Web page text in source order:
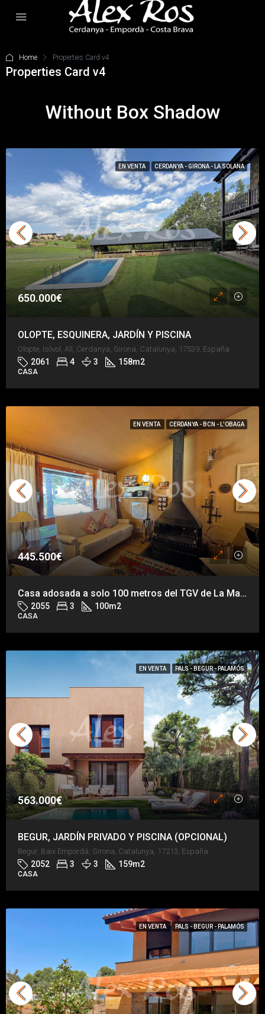
Home Properties Card v4
Properties Card v4
Without Box Shadow
EN VENTA CERDANYA - GIRONA - LA SOLANA
650.000€
OLOPTE, ESQUINERA, JARDÍN Y PISCINA
Olopte, Isòvol, All, Cerdanya, Girona, Catalunya, 17539, España
2061 4 3 158m2
CASA
EN VENTA CERDANYA - BCN - L'OBAGA
445.500€
Casa adosada a solo 100 metros del TGV de La Masella
2055 3 100m2
CASA
EN VENTA PALS - BEGUR - PALAMÓS
563.000€
BEGUR, JARDÍN PRIVADO Y PISCINA (OPCIONAL)
Begur, Baix Empordà, Girona, Catalunya, 17213, España
2052 3 3 159m2
CASA
EN VENTA PALS - BEGUR - PALAMÓS